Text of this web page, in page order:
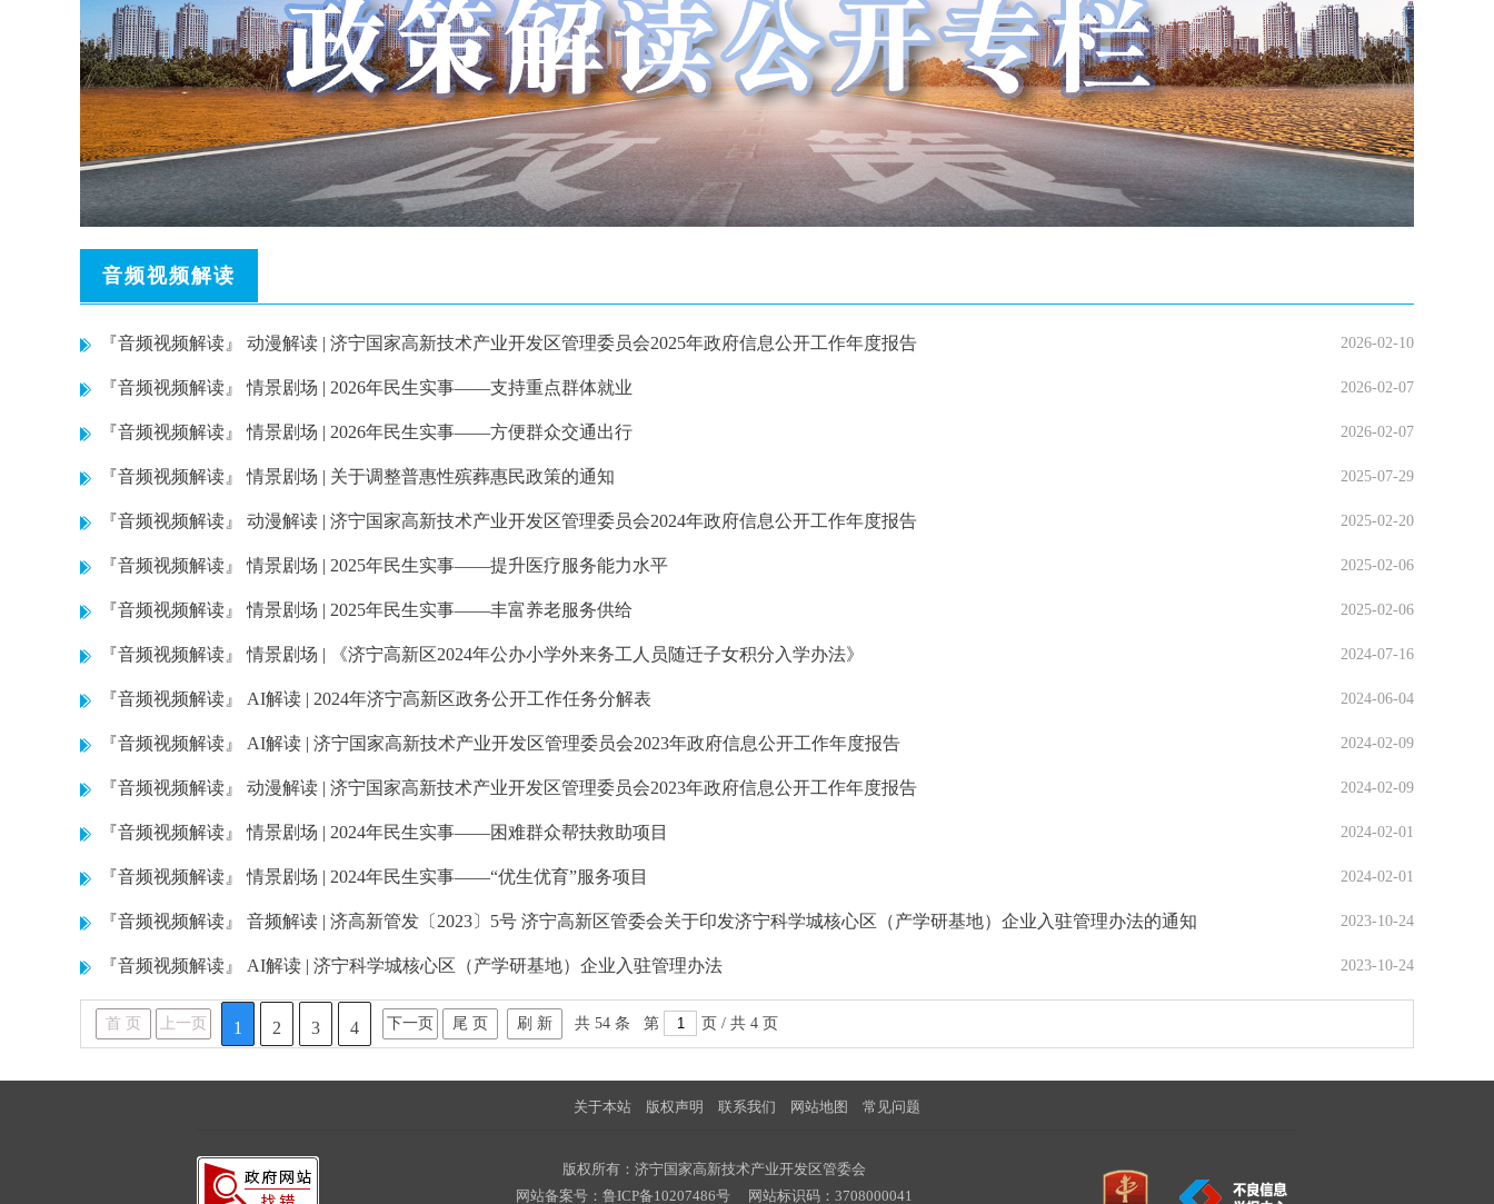
音频视频解读
『音频视频解读』 动漫解读 | 济宁国家高新技术产业开发区管理委员会2025年政府信息公开工作年度报告 2026-02-10
『音频视频解读』 情景剧场 | 2026年民生实事——支持重点群体就业 2026-02-07
『音频视频解读』 情景剧场 | 2026年民生实事——方便群众交通出行 2026-02-07
『音频视频解读』 情景剧场 | 关于调整普惠性殡葬惠民政策的通知 2025-07-29
『音频视频解读』 动漫解读 | 济宁国家高新技术产业开发区管理委员会2024年政府信息公开工作年度报告 2025-02-20
『音频视频解读』 情景剧场 | 2025年民生实事——提升医疗服务能力水平 2025-02-06
『音频视频解读』 情景剧场 | 2025年民生实事——丰富养老服务供给 2025-02-06
『音频视频解读』 情景剧场 | 《济宁高新区2024年公办小学外来务工人员随迁子女积分入学办法》 2024-07-16
『音频视频解读』 AI解读 | 2024年济宁高新区政务公开工作任务分解表 2024-06-04
『音频视频解读』 AI解读 | 济宁国家高新技术产业开发区管理委员会2023年政府信息公开工作年度报告 2024-02-09
『音频视频解读』 动漫解读 | 济宁国家高新技术产业开发区管理委员会2023年政府信息公开工作年度报告 2024-02-09
『音频视频解读』 情景剧场 | 2024年民生实事——困难群众帮扶救助项目 2024-02-01
『音频视频解读』 情景剧场 | 2024年民生实事——“优生优育”服务项目 2024-02-01
『音频视频解读』 音频解读 | 济高新管发〔2023〕5号 济宁高新区管委会关于印发济宁科学城核心区（产学研基地）企业入驻管理办法的通知 2023-10-24
『音频视频解读』 AI解读 | 济宁科学城核心区（产学研基地）企业入驻管理办法 2023-10-24
首 页 上一页 1 2 3 4 下一页 尾 页 刷 新 共 54 条 第 页 / 共 4 页
关于本站 版权声明 联系我们 网站地图 常见问题
版权所有：济宁国家高新技术产业开发区管委会
网站备案号： 鲁ICP备10207486号网站标识码：3708000041